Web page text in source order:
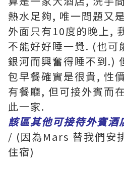
熱水足夠, 唯一問題又
外面只有10度的晚上,
不能好好睡一覺. (也可
銀河而興奮得睡不到.)
包早餐確實是很貴, 性
有餐廳, 但可接外賓而
此一家.
該區其他可接待外賓酒
/ (因為Mars 替我們安
住宿)